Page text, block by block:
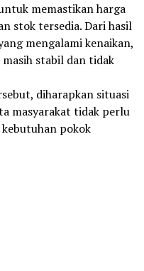
memastikan harga
stok tersedia. Dari hasil
mengalami kenaikan,
stabil dan tidak
diharapkan situasi
masyarakat tidak perlu
pokok